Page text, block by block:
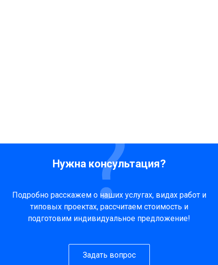
Нужна консультация?
Подробно расскажем о наших услугах, видах работ и
типовых проектах, рассчитаем стоимость и
подготовим индивидуальное предложение!
Задать вопрос